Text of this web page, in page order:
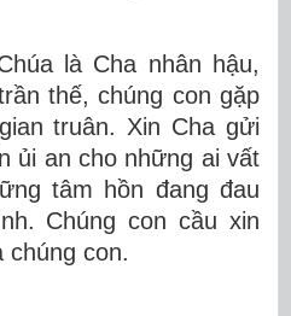
là Cha nhân hậu,
thế, chúng con gặp
truân. Xin Cha gửi
ủi an cho những ai vất
tâm hồn đang đau
Chúng con cầu xin
con.